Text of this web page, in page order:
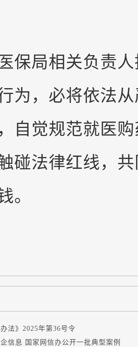
局相关负责人
为，必将依法
自觉规范就医
碰法律红线，
。
法》2025年第36号令
信息 国家网信办公开一批典型案例